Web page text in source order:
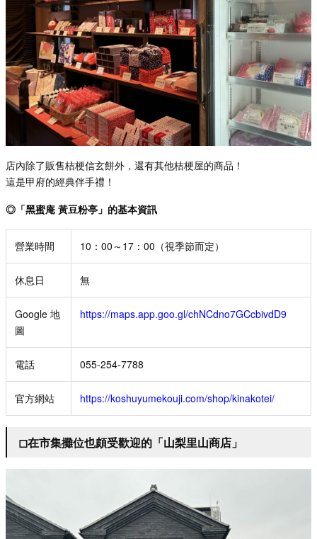
店內除了販售桔梗信玄餅外，還有其他桔梗屋的商品！
這是甲府的經典伴手禮！
◎「黑蜜庵 黃豆粉亭」的基本資訊
營業時間 10：00～17：00（視季節而定）
休息日 無
Google 地
圖
https://maps.app.goo.gl/chNCdno7GCcbivdD9
電話 055-254-7788
官方網站 https://koshuyumekouji.com/shop/kinakotei/
◻︎在市集攤位也頗受歡迎的「山梨里山商店」